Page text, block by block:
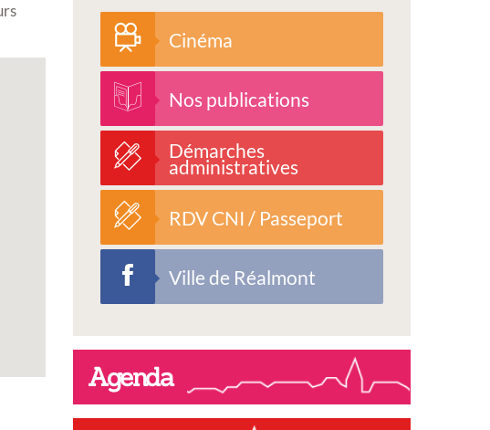
Cinéma
Nos publications
Démarches
administratives
RDV CNI / Passeport
Ville de Réalmont
Agenda